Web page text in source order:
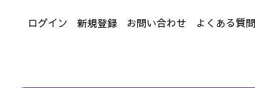
ログイン 新規登録 お問い合わせ よくある質問